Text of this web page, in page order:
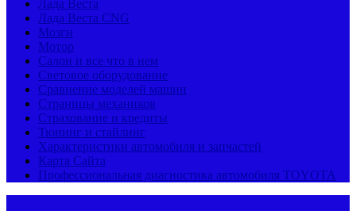
Лада Веста
Лада Веста CNG
Мозги
Мотор
Салон и все что в нем
Световое оборудование
Сравнение моделей машин
Страницы механиков
Страхование и кредиты
Тюнинг и стайлинг
Характеристики автомобиля и запчастей
Карта Сайта
Профессиональная диагностика автомобиля TOYOTA